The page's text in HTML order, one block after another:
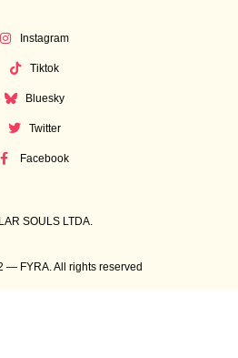
Instagram
Tiktok
Bluesky
Twitter
Facebook
SOULS LTDA.
— FYRA. All rights reserved